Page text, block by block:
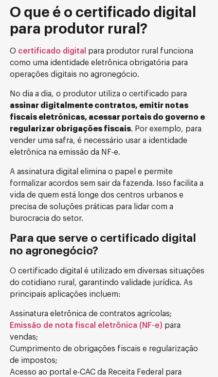
O que é o certificado digital
para produtor rural?
O certificado digital para produtor rural funciona
como uma identidade eletrônica obrigatória para
operações digitais no agronegócio.
No dia a dia, o produtor utiliza o certificado para
assinar digitalmente contratos, emitir notas
fiscais eletrônicas, acessar portais do governo e
regularizar obrigações fiscais. Por exemplo, para
vender uma safra, é necessário usar a identidade
eletrônica na emissão da NF-e.
A assinatura digital elimina o papel e permite
formalizar acordos sem sair da fazenda. Isso facilita a
vida de quem está longe dos centros urbanos e
precisa de soluções práticas para lidar com a
burocracia do setor.
Para que serve o certificado digital
no agronegócio?
O certificado digital é utilizado em diversas situações
do cotidiano rural, garantindo validade jurídica. As
principais aplicações incluem:
Assinatura eletrônica de contratos agrícolas;
Emissão de nota fiscal eletrônica (NF-e) para
vendas;
Cumprimento de obrigações fiscais e regularização
de impostos;
Acesso ao portal e-CAC da Receita Federal para